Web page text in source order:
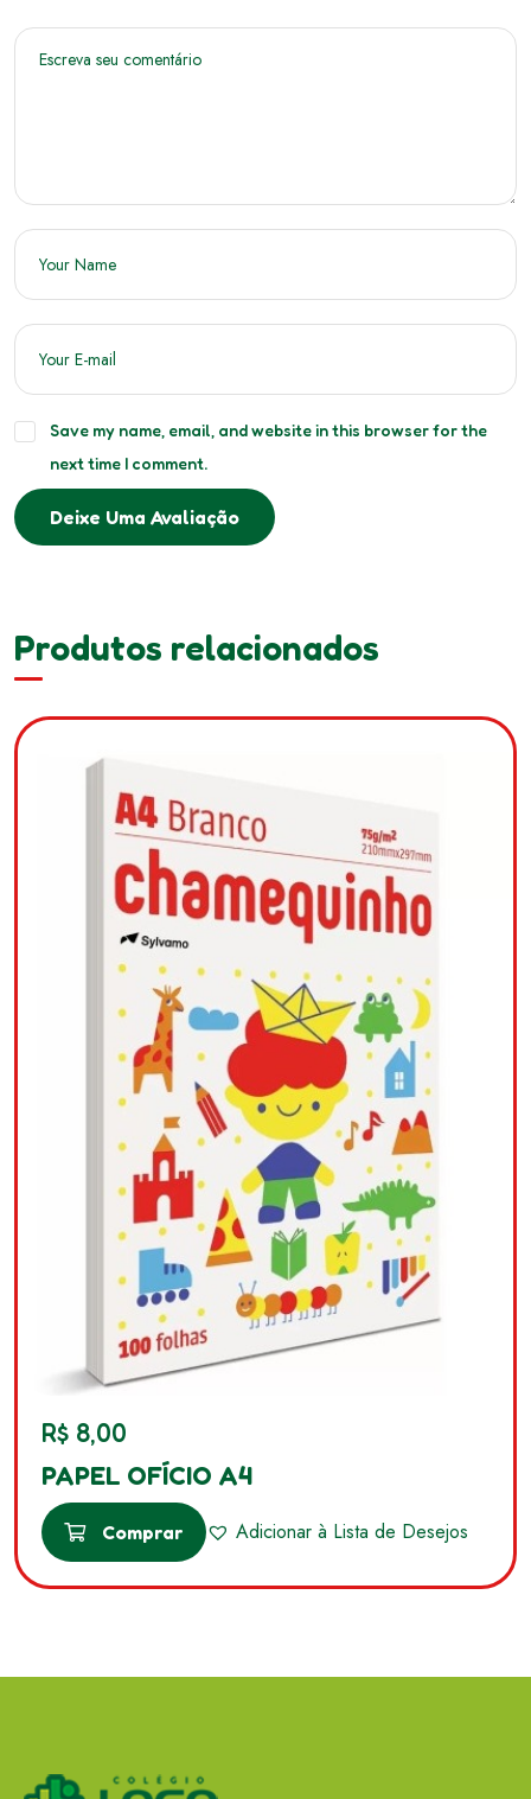
Save my name, email, and website in this browser for the
next time I comment.
Deixe Uma Avaliação
Produtos relacionados
R$ 8,00
PAPEL OFÍCIO A4
Comprar Adicionar à Lista de Desejos